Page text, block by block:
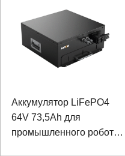
Аккумулятор LiFePO4
64V 73,5Ah для
промышленного робота